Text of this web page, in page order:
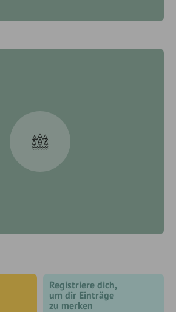
Registriere dich,
um dir Einträge
zu merken